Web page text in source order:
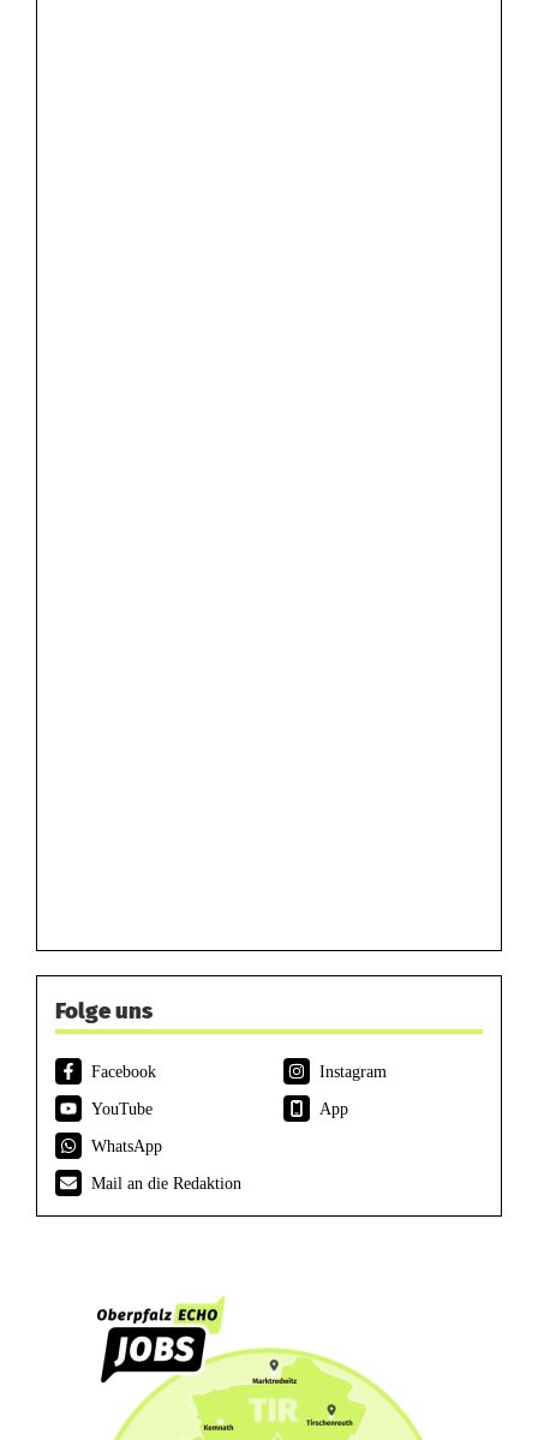
Folge uns
Facebook
Instagram
YouTube
App
WhatsApp
Mail an die Redaktion